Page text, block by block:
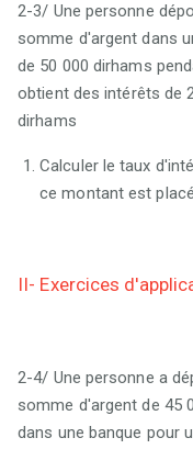
2-3/ Une personne
somme d'argent dans
de 50 000 dirhams
obtient des intérêts de
dirhams
Calculer le taux
ce montant est placé
II- Exercices
2-4/ Une personne a
somme d'argent de 45
dans une banque pour